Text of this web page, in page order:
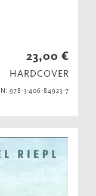
23,00 €
HARDCOVER
978-3-406-84923-7